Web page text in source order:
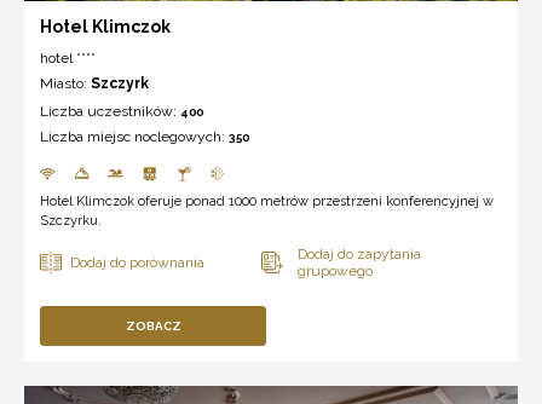
Hotel Klimczok
hotel ****
Miasto: Szczyrk
Liczba uczestników: 400
Liczba miejsc noclegowych: 350
Hotel Klimczok oferuje ponad 1000 metrów przestrzeni konferencyjnej w
Szczyrku.
ZOBACZ